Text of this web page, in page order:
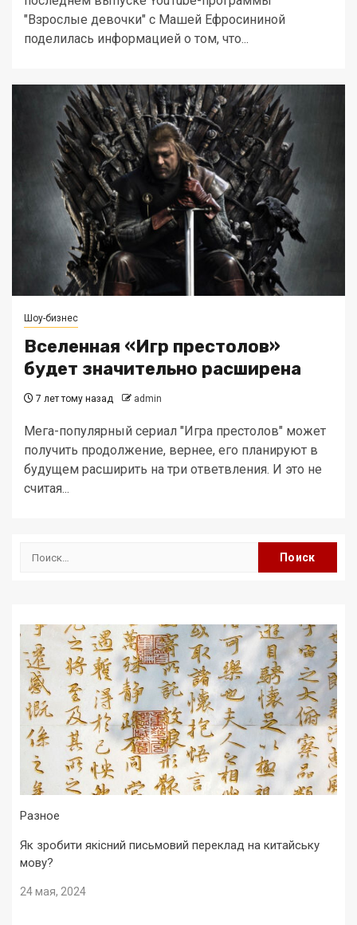
"Взрослые девочки" с Машей Ефросининой
поделилась информацией о том, что...
Шоу-бизнес
Вселенная «Игр престолов»
будет значительно расширена
7 лет тому назад admin
Мега-популярный сериал "Игра престолов" может
получить продолжение, вернее, его планируют в
будущем расширить на три ответвления. И это не
считая...
Найти:
Разное
Як зробити якісний письмовий переклад на китайську
мову?
24 мая, 2024